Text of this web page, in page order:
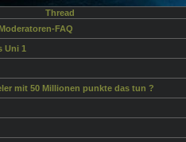
Thread
FAQ
Uni 1
mit 50 Millionen punkte das tun ?